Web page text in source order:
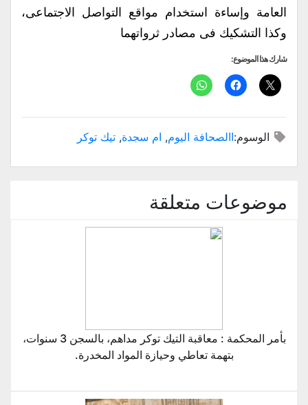
العامة وإساءة استخدام مواقع التواصل الاجتماعى،
وكذا التشكيك فى مصادر ثرواتهما
شارك هذا الموضوع:
الوسوم:االصحافة اليوم, ام سجدة, تيك توكر
موضوعات متعلقة
بأمر المحكمة : معاقبة التيك توكر مداهم، بالسجن 3 سنوات،
بتهمة تعاطي وحيازة المواد المخدرة.